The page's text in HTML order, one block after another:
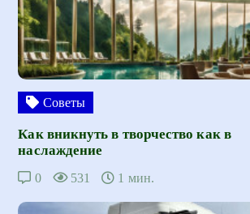
Советы
Как вникнуть в творчество как в
наслаждение
0 531 1 мин.